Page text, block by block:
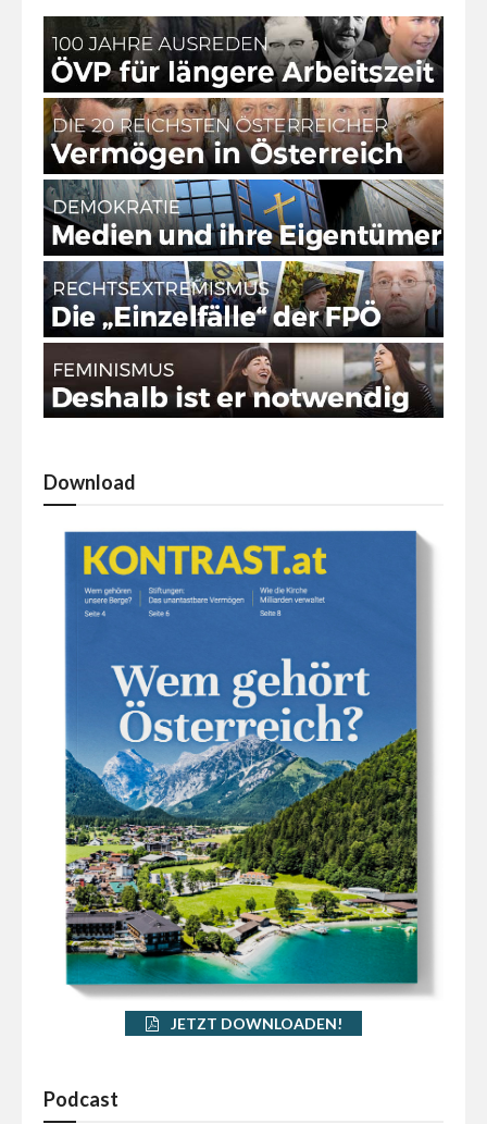
Download
JETZT DOWNLOADEN!
Podcast